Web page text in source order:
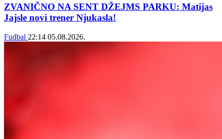
ZVANIČNO NA SENT DŽEJMS PARKU: Matijas
Jajsle novi trener Njukasla!
Fudbal 22:14 05.08.2026.